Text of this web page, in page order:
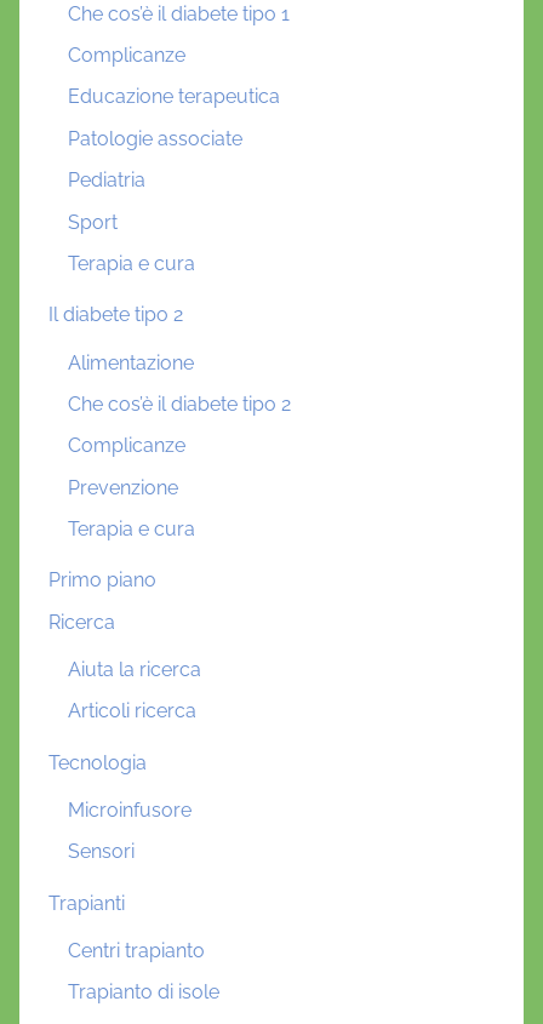
Che cos’è il diabete tipo 1
Complicanze
Educazione terapeutica
Patologie associate
Pediatria
Sport
Terapia e cura
Il diabete tipo 2
Alimentazione
Che cos’è il diabete tipo 2
Complicanze
Prevenzione
Terapia e cura
Primo piano
Ricerca
Aiuta la ricerca
Articoli ricerca
Tecnologia
Microinfusore
Sensori
Trapianti
Centri trapianto
Trapianto di isole